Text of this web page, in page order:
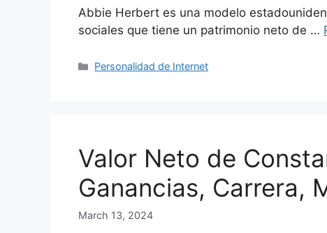
Abbie Herbert es una modelo
sociales que tiene un patrimonio neto de …
Categories
Personalidad de Internet
Valor Neto de
Ganancias, Carrera,
March 13, 2024